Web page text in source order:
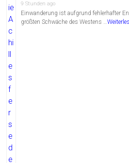
9 Stunden ago
Einwanderung ist aufgrund fehlerhafter
größten Schwäche des Westens …